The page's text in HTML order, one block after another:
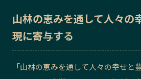
栃木エリア
群馬
埼玉エリア
神奈川エリア
新潟
山林の恵みを通して人々の
現に寄与する
「山林の恵みを通して人々の幸せと